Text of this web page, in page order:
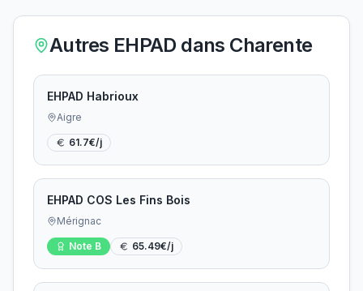
Autres EHPAD dans Charente
EHPAD Habrioux
Aigre
61.7€/j
EHPAD COS Les Fins Bois
Mérignac
Note B 65.49€/j